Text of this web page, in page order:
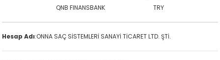
QNB FINANSBANK
TRY
Hesap Adı:ONNA SAÇ SİSTEMLERİ SANAYİ TİCARET LTD. ŞTİ.